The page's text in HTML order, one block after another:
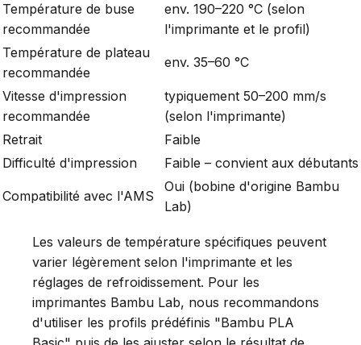
Température de buse
recommandée
env. 190–220 °C (selon
l'imprimante et le profil)
Température de plateau
recommandée
env. 35–60 °C
Vitesse d'impression
recommandée
typiquement 50–200 mm/s
(selon l'imprimante)
Retrait
Faible
Difficulté d'impression
Faible – convient aux débutants
Compatibilité avec l'AMS
Oui (bobine d'origine Bambu
Lab)
Les valeurs de température spécifiques peuvent
varier légèrement selon l'imprimante et les
réglages de refroidissement. Pour les
imprimantes Bambu Lab, nous recommandons
d'utiliser les profils prédéfinis "Bambu PLA